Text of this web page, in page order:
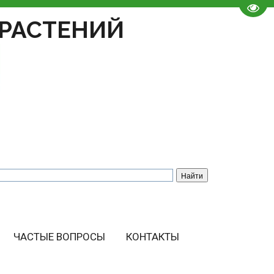
ЧАСТЫЕ ВОПРОСЫ КОНТАКТЫ